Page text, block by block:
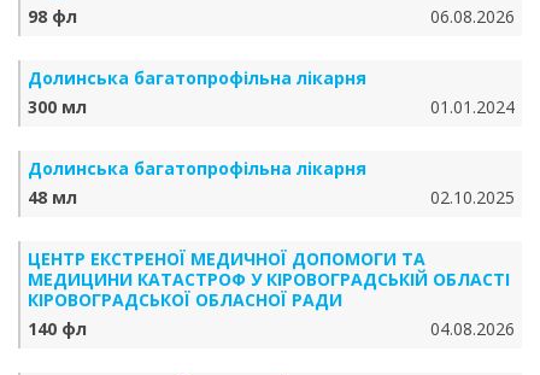
98 фл
06.08.2026
Долинська багатопрофільна лікарня
300 мл
01.01.2024
Долинська багатопрофільна лікарня
48 мл
02.10.2025
ЦЕНТР ЕКСТРЕНОЇ МЕДИЧНОЇ ДОПОМОГИ ТА
МЕДИЦИНИ КАТАСТРОФ У КІ­РО­ВО­ГРАД­СЬКІЙ ОБЛАСТІ
КІ­РО­ВО­ГРАД­СЬКОЇ ОБЛАСНОЇ РАДИ
140 фл
04.08.2026